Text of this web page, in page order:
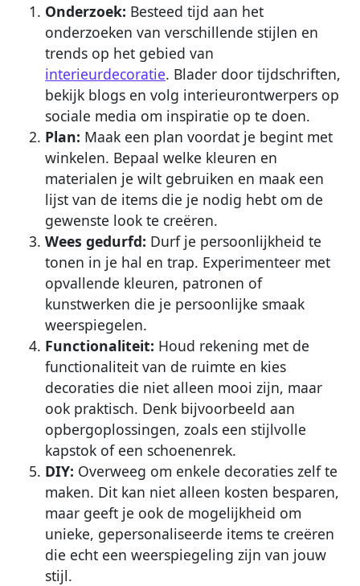
Onderzoek: Besteed tijd aan het
onderzoeken van verschillende stijlen en
trends op het gebied van
interieurdecoratie. Blader door tijdschriften,
bekijk blogs en volg interieurontwerpers op
sociale media om inspiratie op te doen.
Plan: Maak een plan voordat je begint met
winkelen. Bepaal welke kleuren en
materialen je wilt gebruiken en maak een
lijst van de items die je nodig hebt om de
gewenste look te creëren.
Wees gedurfd: Durf je persoonlijkheid te
tonen in je hal en trap. Experimenteer met
opvallende kleuren, patronen of
kunstwerken die je persoonlijke smaak
weerspiegelen.
Functionaliteit: Houd rekening met de
functionaliteit van de ruimte en kies
decoraties die niet alleen mooi zijn, maar
ook praktisch. Denk bijvoorbeeld aan
opbergoplossingen, zoals een stijlvolle
kapstok of een schoenenrek.
DIY: Overweeg om enkele decoraties zelf te
maken. Dit kan niet alleen kosten besparen,
maar geeft je ook de mogelijkheid om
unieke, gepersonaliseerde items te creëren
die echt een weerspiegeling zijn van jouw
stijl.